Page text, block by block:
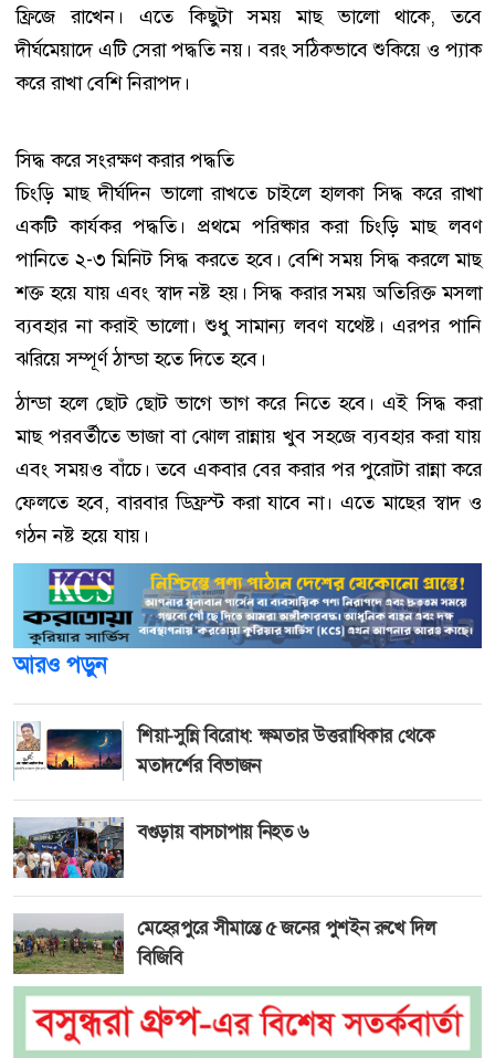
ফ্রিজে রাখেন। এতে কিছুটা সময় মাছ ভালো থাকে, তবে
দীর্ঘমেয়াদে এটি সেরা পদ্ধতি নয়। বরং সঠিকভাবে শুকিয়ে ও প্যাক
করে রাখা বেশি নিরাপদ।
সিদ্ধ করে সংরক্ষণ করার পদ্ধতি
চিংড়ি মাছ দীর্ঘদিন ভালো রাখতে চাইলে হালকা সিদ্ধ করে রাখা
একটি কার্যকর পদ্ধতি। প্রথমে পরিষ্কার করা চিংড়ি মাছ লবণ
পানিতে ২-৩ মিনিট সিদ্ধ করতে হবে। বেশি সময় সিদ্ধ করলে মাছ
শক্ত হয়ে যায় এবং স্বাদ নষ্ট হয়। সিদ্ধ করার সময় অতিরিক্ত মসলা
ব্যবহার না করাই ভালো। শুধু সামান্য লবণ যথেষ্ট। এরপর পানি
ঝরিয়ে সম্পূর্ণ ঠান্ডা হতে দিতে হবে।
ঠান্ডা হলে ছোট ছোট ভাগে ভাগ করে নিতে হবে। এই সিদ্ধ করা
মাছ পরবর্তীতে ভাজা বা ঝোল রান্নায় খুব সহজে ব্যবহার করা যায়
এবং সময়ও বাঁচে। তবে একবার বের করার পর পুরোটা রান্না করে
ফেলতে হবে, বারবার ডিফ্রস্ট করা যাবে না। এতে মাছের স্বাদ ও
গঠন নষ্ট হয়ে যায়।
আরও পড়ুন
শিয়া-সুন্নি বিরোধ: ক্ষমতার উত্তরাধিকার থেকে
মতাদর্শের বিভাজন
বগুড়ায় বাসচাপায় নিহত ৬
মেহেরপুরে সীমান্তে ৫ জনের পুশইন রুখে দিল
বিজিবি